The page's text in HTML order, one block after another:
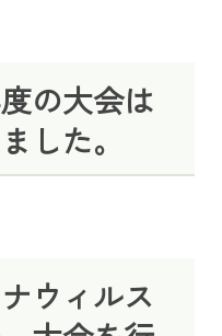
の大会は
した。
ウィルス